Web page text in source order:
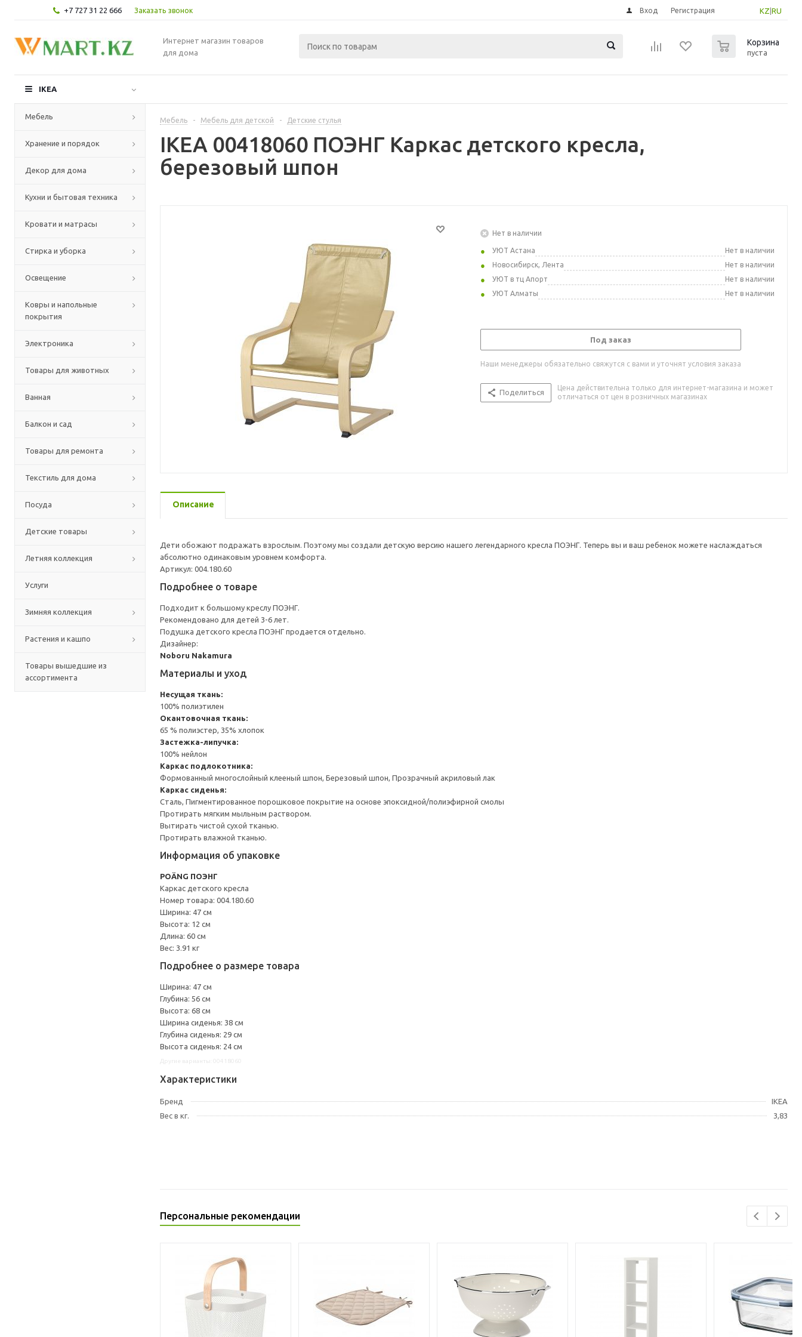
+7 727 31 22 666 Заказать звонок KZ RU
Вход Регистрация
Интернет магазин товаров
для дома
Корзина
пуста
IKEA
Мебель
Хранение и порядок
Декор для дома
Кухни и бытовая техника
Кровати и матрасы
Стирка и уборка
Освещение
Ковры и напольные
покрытия
Электроника
Товары для животных
Ванная
Балкон и сад
Товары для ремонта
Текстиль для дома
Посуда
Детские товары
Летняя коллекция
Услуги
Зимняя коллекция
Растения и кашпо
Товары вышедшие из
ассортимента
Мебель - Мебель для детской - Детские стулья
IKEA 00418060 ПОЭНГ Каркас детского кресла,
березовый шпон
Нет в наличии
УЮТ Астана
Нет в наличии
Новосибирск, Лента
Нет в наличии
УЮТ в тц Апорт
Нет в наличии
УЮТ Алматы
Нет в наличии
Под заказ
Наши менеджеры обязательно свяжутся с вами и уточнят условия заказа
Поделиться
Цена действительна только для интернет-магазина и может
отличаться от цен в розничных магазинах
Описание
Дети обожают подражать взрослым. Поэтому мы создали детскую версию нашего легендарного кресла ПОЭНГ. Теперь вы и ваш ребенок можете наслаждаться
абсолютно одинаковым уровнем комфорта.
Артикул: 004.180.60
Подробнее о товаре
Подходит к большому креслу ПОЭНГ.
Рекомендовано для детей 3-6 лет.
Подушка детского кресла ПОЭНГ продается отдельно.
Дизайнер:
Noboru Nakamura
Материалы и уход
Несущая ткань:
100% полиэтилен
Окантовочная ткань:
65 % полиэстер, 35% хлопок
Застежка-липучка:
100% нейлон
Каркас подлокотника:
Формованный многослойный клееный шпон, Березовый шпон, Прозрачный акриловый лак
Каркас сиденья:
Сталь, Пигментированное порошковое покрытие на основе эпоксидной/полиэфирной смолы
Протирать мягким мыльным раствором.
Вытирать чистой сухой тканью.
Протирать влажной тканью.
Информация об упаковке
POÄNG ПОЭНГ
Каркас детского кресла
Номер товара: 004.180.60
Ширина: 47 см
Высота: 12 см
Длина: 60 см
Вес: 3.91 кг
Подробнее о размере товара
Ширина: 47 см
Глубина: 56 см
Высота: 68 см
Ширина сиденья: 38 см
Глубина сиденья: 29 см
Высота сиденья: 24 см
Характеристики
Бренд
IKEA
Вес в кг.
3,83
Персональные рекомендации